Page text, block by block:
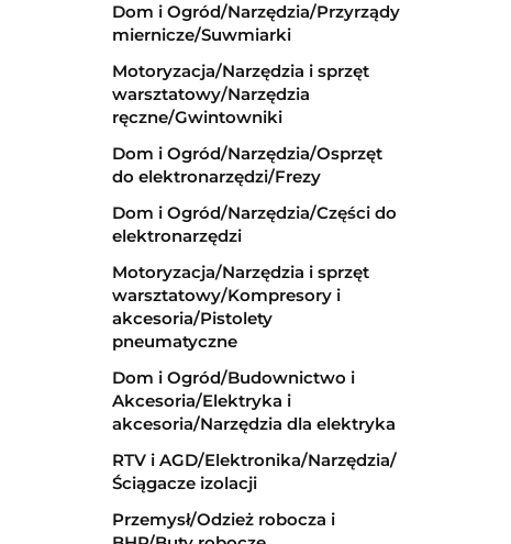
Dom i Ogród/Narzędzia/Przyrządy
miernicze/Suwmiarki
Motoryzacja/Narzędzia i sprzęt
warsztatowy/Narzędzia
ręczne/Gwintowniki
Dom i Ogród/Narzędzia/Osprzęt
do elektronarzędzi/Frezy
Dom i Ogród/Narzędzia/Części do
elektronarzędzi
Motoryzacja/Narzędzia i sprzęt
warsztatowy/Kompresory i
akcesoria/Pistolety
pneumatyczne
Dom i Ogród/Budownictwo i
Akcesoria/Elektryka i
akcesoria/Narzędzia dla elektryka
RTV i AGD/Elektronika/Narzędzia/
Ściągacze izolacji
Przemysł/Odzież robocza i